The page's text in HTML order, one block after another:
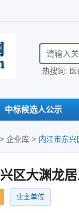
搜索招标信
热搜词:
中标候选人公示
> 企业库 > 内江市东
区大渊龙
业主单位